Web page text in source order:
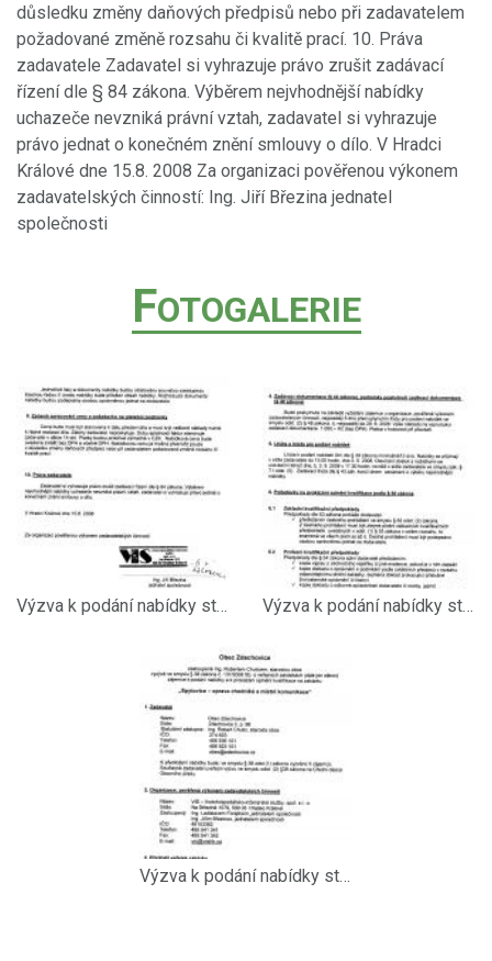
důsledku změny daňových předpisů nebo při zadavatelem
požadované změně rozsahu či kvalitě prací. 10. Práva
zadavatele Zadavatel si vyhrazuje právo zrušit zadávací
řízení dle § 84 zákona. Výběrem nejvhodnější nabídky
uchazeče nevzniká právní vztah, zadavatel si vyhrazuje
právo jednat o konečném znění smlouvy o dílo. V Hradci
Králové dne 15.8. 2008 Za organizaci pověřenou výkonem
zadavatelských činností: Ing. Jiří Březina jednatel
společnosti
FOTOGALERIE
Výzva k podání nabídky str.3 Výzva k podání nabídky str.2
Výzva k podání nabídky str.1